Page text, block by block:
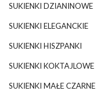
SUKIENKI DZIANINOWE
SUKIENKI ELEGANCKIE
SUKIENKI HISZPANKI
SUKIENKI KOKTAJLOWE
SUKIENKI MAŁE CZARNE